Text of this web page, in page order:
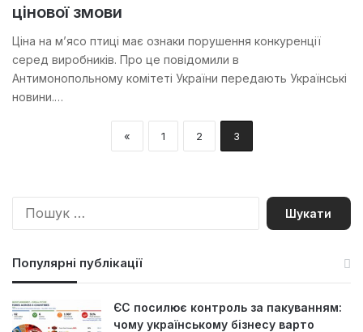
цінової змови
Ціна на м’ясо птиці має ознаки порушення конкуренції
серед виробників. Про це повідомили в
Антимонопольному комітеті України передають Українські
новини.…
« 1 2 3
П
Популярні публікації
ЄС посилює контроль за пакуванням:
чому українському бізнесу варто